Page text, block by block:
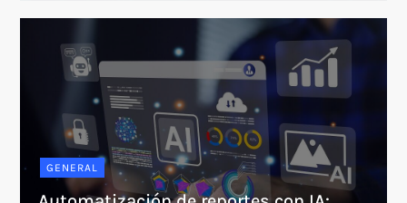
GENERAL